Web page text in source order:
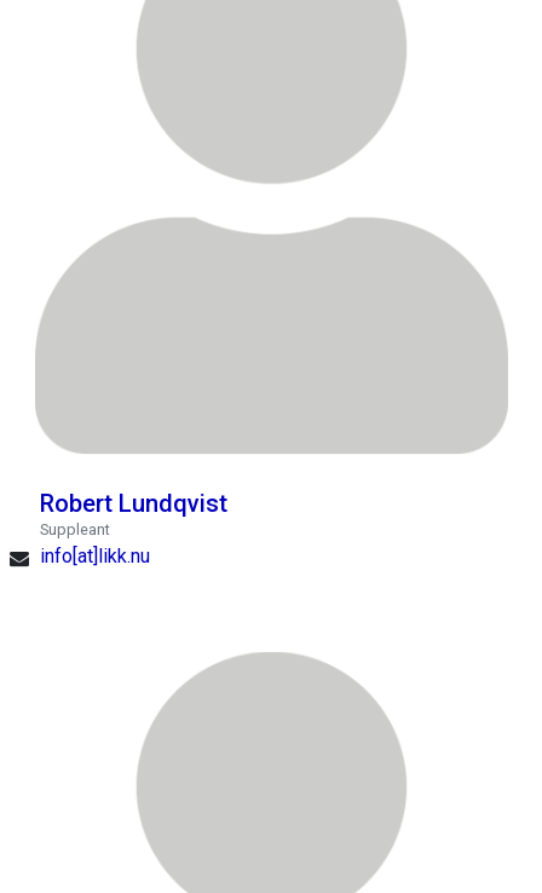
Robert Lundqvist
Suppleant
info[at]likk.nu